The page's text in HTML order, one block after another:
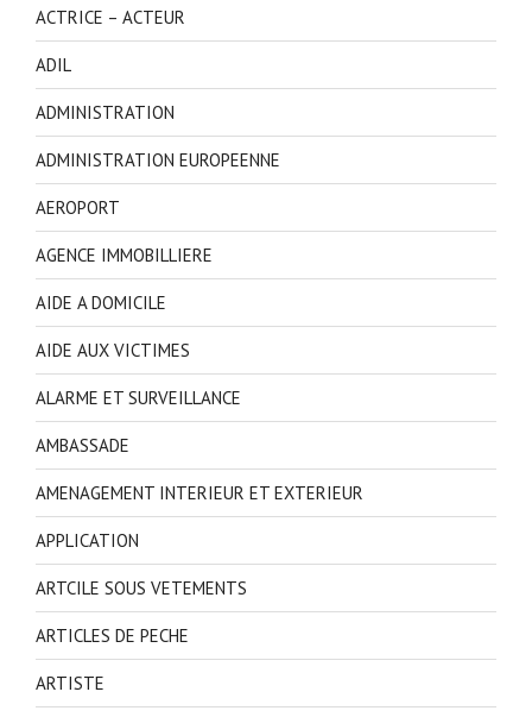
ACTRICE – ACTEUR
ADIL
ADMINISTRATION
ADMINISTRATION EUROPEENNE
AEROPORT
AGENCE IMMOBILLIERE
AIDE A DOMICILE
AIDE AUX VICTIMES
ALARME ET SURVEILLANCE
AMBASSADE
AMENAGEMENT INTERIEUR ET EXTERIEUR
APPLICATION
ARTCILE SOUS VETEMENTS
ARTICLES DE PECHE
ARTISTE